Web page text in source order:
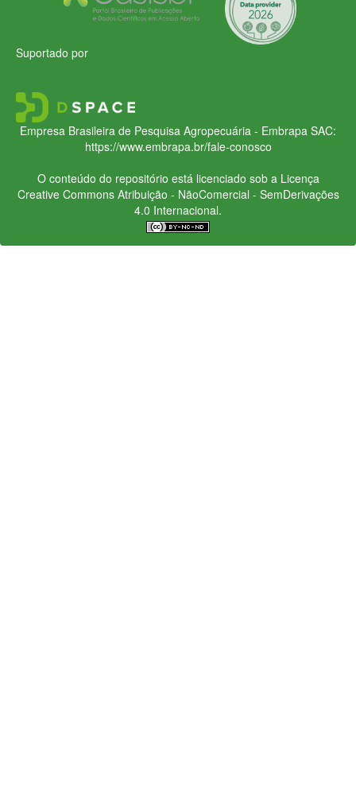
Suportado por
Empresa Brasileira de Pesquisa Agropecuária - Embrapa SAC:
https://www.embrapa.br/fale-conosco
O conteúdo do repositório está licenciado sob a Licença
Creative CommonsAtribuição - NãoComercial - SemDerivações
4.0 Internacional.